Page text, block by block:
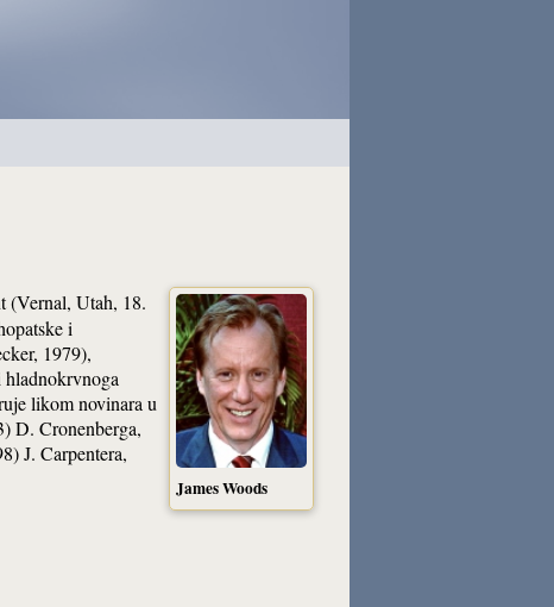
James Woods
(Vernal, Utah, 18.
i
1979),
likom novinara u
D. Cronenberga,
J. Carpentera,